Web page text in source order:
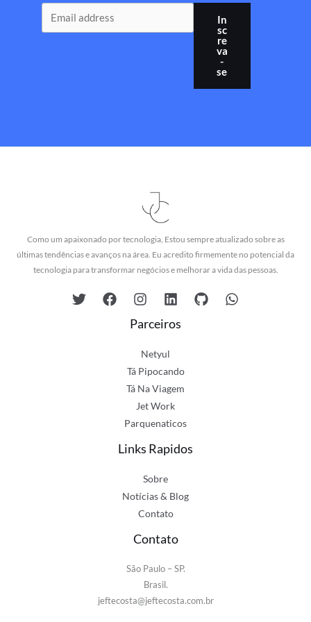
In
sc
re
va
-
se
Como um apaixonado por tecnologia, Estou sempre atualizado sobre as
últimas tendências e avanços na área. Eu acredito firmemente no potencial da
tecnologia para transformar negócios e melhorar a vida das pessoas.
Parceiros
Netyul
Tá Pipocando
Tá Na Viagem
Jet Work
Parquenaticos
Links Rapidos
Sobre
Notícias & Blog
Contato
Contato
São Paulo – SP.
Brasil.
jeftecosta@jeftecosta.com.br